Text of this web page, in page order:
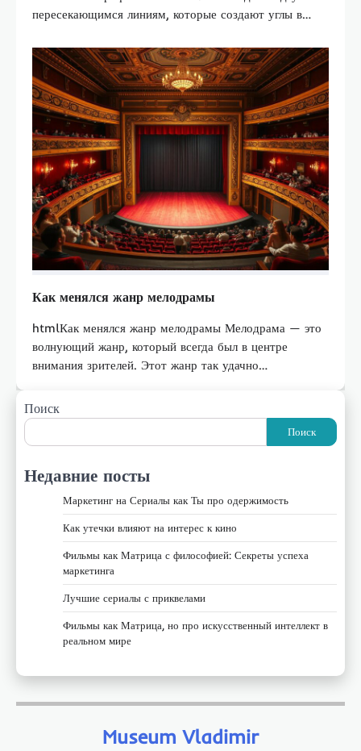
пересекающимся линиям, которые создают углы в…
Как менялся жанр мелодрамы
htmlКак менялся жанр мелодрамы Мелодрама — это
волнующий жанр, который всегда был в центре
внимания зрителей. Этот жанр так удачно…
Поиск
Поиск
Недавние посты
Маркетинг на Сериалы как Ты про одержимость
Как утечки влияют на интерес к кино
Фильмы как Матрица с философией: Секреты успеха
маркетинга
Лучшие сериалы с приквелами
Фильмы как Матрица, но про искусственный интеллект в
реальном мире
Museum Vladimir